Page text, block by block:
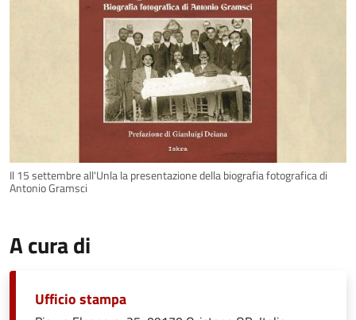
Il 15 settembre all'Unla la presentazione della biografia fotografica di
Antonio Gramsci
A cura di
Ufficio stampa